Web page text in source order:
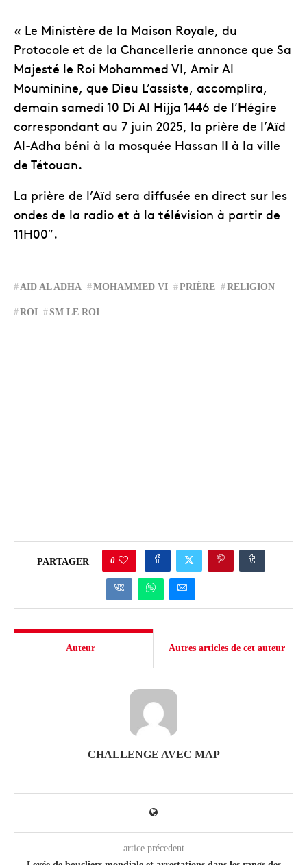
« Le Ministère de la Maison Royale, du
Protocole et de la Chancellerie annonce que Sa
Majesté le Roi Mohammed VI, Amir Al
Mouminine, que Dieu L’assiste, accomplira,
demain samedi 10 Di Al Hijja 1446 de l’Hégire
correspondant au 7 juin 2025, la prière de l’Aïd
Al-Adha béni à la mosquée Hassan II à la ville
de Tétouan.
La prière de l’Aïd sera diffusée en direct sur les
ondes de la radio et à la télévision à partir de
11H00″.
AID AL ADHA MOHAMMED VI PRIÈRE RELIGION
ROI SM LE ROI
PARTAGER 0
Auteur Autres articles de cet auteur
CHALLENGE AVEC MAP
artice précedent